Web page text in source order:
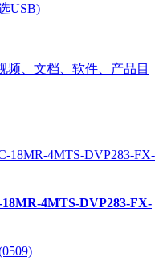
USB)
频、文档、软件、产品目
4MTS-DVP283-FX-